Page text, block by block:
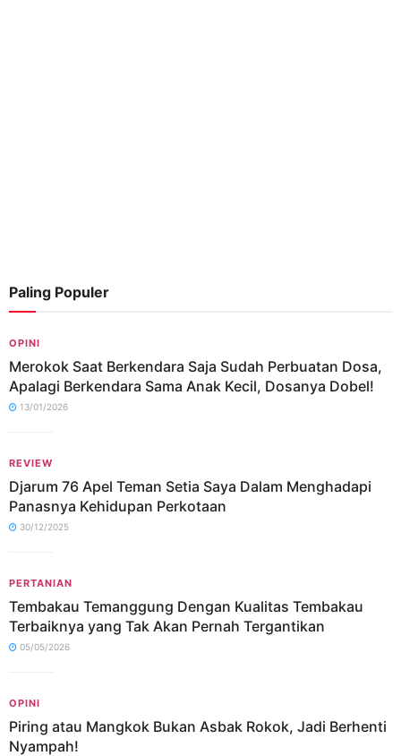
Paling Populer
OPINI
Merokok Saat Berkendara Saja Sudah Perbuatan Dosa,
Apalagi Berkendara Sama Anak Kecil, Dosanya Dobel!
13/01/2026
REVIEW
Djarum 76 Apel Teman Setia Saya Dalam Menghadapi
Panasnya Kehidupan Perkotaan
30/12/2025
PERTANIAN
Tembakau Temanggung Dengan Kualitas Tembakau
Terbaiknya yang Tak Akan Pernah Tergantikan
05/05/2026
OPINI
Piring atau Mangkok Bukan Asbak Rokok, Jadi Berhenti
Nyampah!